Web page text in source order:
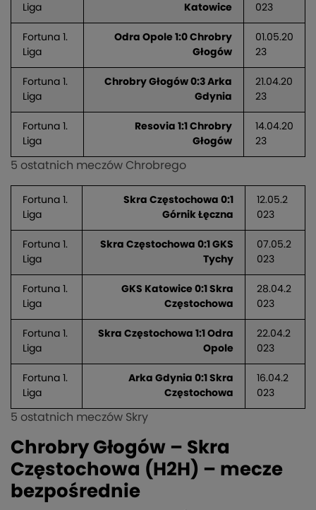
Liga
Katowice
023
Fortuna 1.
Liga
Odra Opole 1:0 Chrobry
Głogów
01.05.20
23
Fortuna 1.
Liga
Chrobry Głogów 0:3 Arka
Gdynia
21.04.20
23
Fortuna 1.
Liga
Resovia 1:1 Chrobry
Głogów
14.04.20
23
5 ostatnich meczów Chrobrego
Fortuna 1.
Liga
Skra Częstochowa 0:1
Górnik Łęczna
12.05.2
023
Fortuna 1.
Liga
Skra Częstochowa 0:1 GKS
Tychy
07.05.2
023
Fortuna 1.
Liga
GKS Katowice 0:1 Skra
Częstochowa
28.04.2
023
Fortuna 1.
Liga
Skra Częstochowa 1:1 Odra
Opole
22.04.2
023
Fortuna 1.
Liga
Arka Gdynia 0:1 Skra
Częstochowa
16.04.2
023
5 ostatnich meczów Skry
Chrobry Głogów – Skra
Częstochowa (H2H) – mecze
bezpośrednie